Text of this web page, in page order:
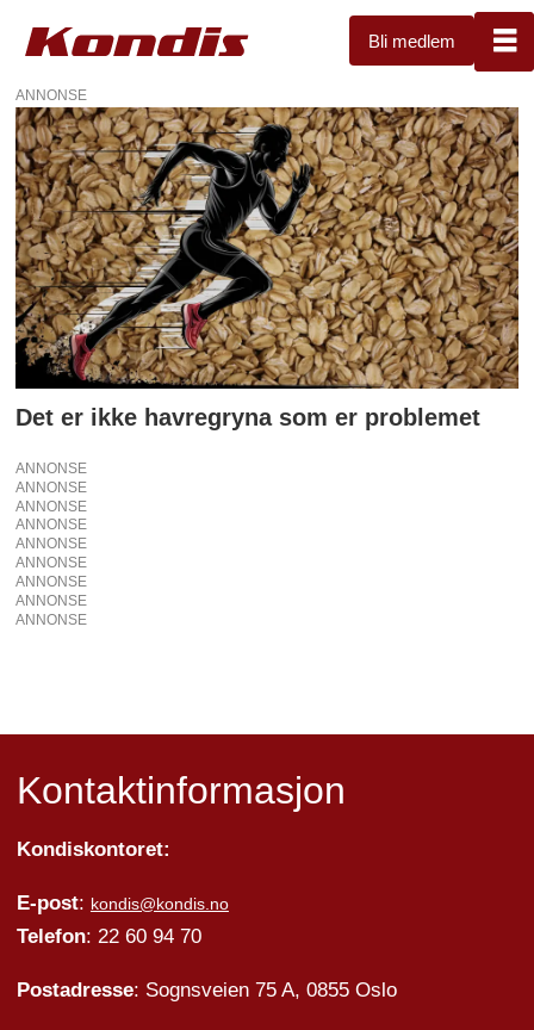
Bli medlem
Tag:
havregryn
ANNONSE
Det er ikke havregryna som er problemet
ANNONSE
ANNONSE
ANNONSE
ANNONSE
ANNONSE
ANNONSE
ANNONSE
ANNONSE
ANNONSE
Kontaktinformasjon
Kondiskontoret:
E-post: kondis@kondis.no
Telefon: 22 60 94 70
Postadresse: Sognsveien 75 A, 0855 Oslo